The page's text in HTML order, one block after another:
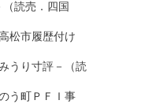
読売．四国
松市履歴付け
うり寸評－（読
う町ＰＦＩ事